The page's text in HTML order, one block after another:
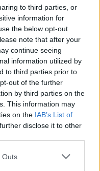
to third parties, or
information for
the below opt-out
note that after your
continue seeing
information utilized by
to third parties prior to
out of the further
by third parties on the
This information may
on the IAB’s List of
disclose it to other
Outs
• obsluha CNC strojů •
• příspěvek na ubytování
zařízení údržby (m/ž) (tř.
• CNC operátor• mzda
na ubytování (Jihlava,
montážní dělník • mzda 44.700
okres Jihlava)